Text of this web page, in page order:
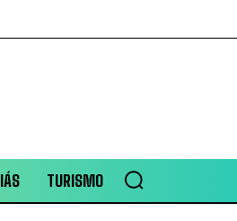
TURISMO